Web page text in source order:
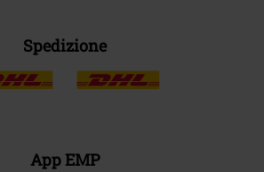
Spedizione
App EMP